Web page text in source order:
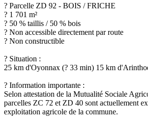
? Parcelle ZD 92 - BOIS / FRICHE
? 1 701 m²
? 50 % taillis / 50 % bois
? Non accessible directement par route
? Non constructible
? Situation :
25 km d'Oyonnax (? 33 min) 15 km
? Information importante :
Selon attestation de la Mutualité Sociale
parcelles ZC 72 et ZD 40 sont actuellement
exploitation agricole de la commune.